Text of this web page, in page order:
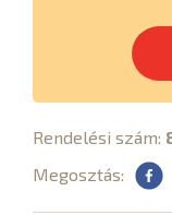
Rendelési szám:
Megosztás: